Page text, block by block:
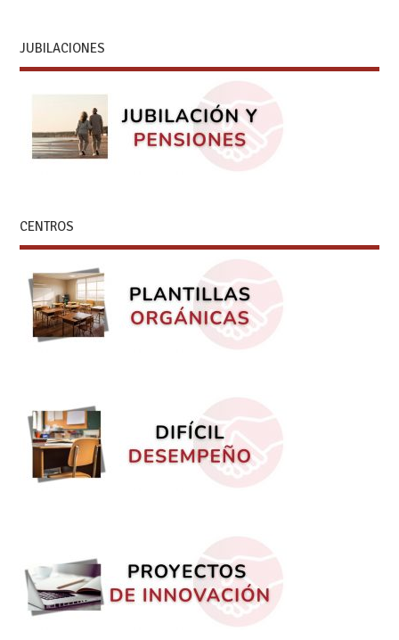
JUBILACIONES
CENTROS